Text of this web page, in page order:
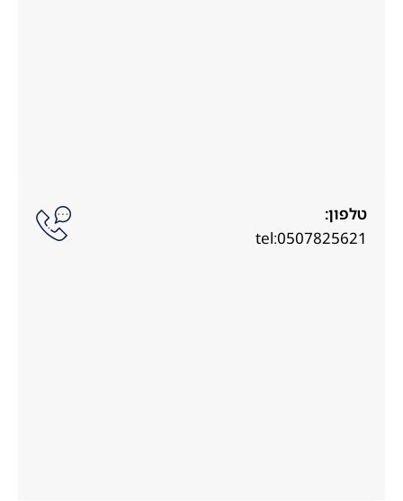
טלפון:
tel:0507825621⁩